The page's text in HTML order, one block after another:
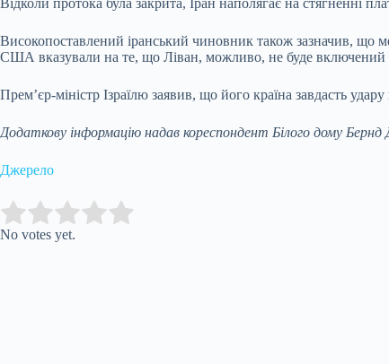
Відколи протока була закрита, Іран наполягає на стягненні
Високопоставлений іранський чиновник також зазначив, що
США вказували на те, що Ліван, можливо, не буде включений
Прем’єр-міністр Ізраїлю заявив, що його країна завдасть
Додаткову інформацію надав кореспондент Білого дому
Джерело
Rate this item:
No votes yet.